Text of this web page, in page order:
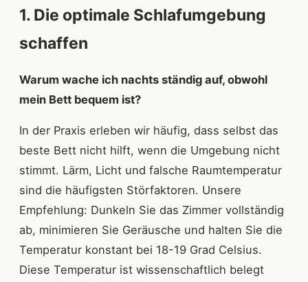
1. Die optimale Schlafumgebung
schaffen
Warum wache ich nachts ständig auf, obwohl
mein Bett bequem ist?
In der Praxis erleben wir häufig, dass selbst das
beste Bett nicht hilft, wenn die Umgebung nicht
stimmt. Lärm, Licht und falsche Raumtemperatur
sind die häufigsten Störfaktoren. Unsere
Empfehlung: Dunkeln Sie das Zimmer vollständig
ab, minimieren Sie Geräusche und halten Sie die
Temperatur konstant bei 18-19 Grad Celsius.
Diese Temperatur ist wissenschaftlich belegt